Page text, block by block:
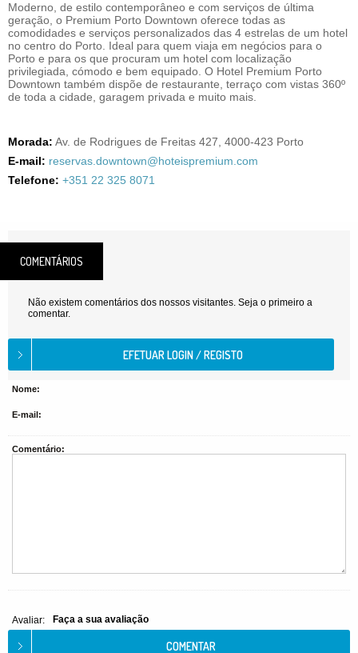
Moderno, de estilo contemporâneo e com serviços de última
geração, o Premium Porto Downtown oferece todas as
comodidades e serviços personalizados das 4 estrelas de um hotel
no centro do Porto. Ideal para quem viaja em negócios para o
Porto e para os que procuram um hotel com localização
privilegiada, cómodo e bem equipado. O Hotel Premium Porto
Downtown também dispõe de restaurante, terraço com vistas 360º
de toda a cidade, garagem privada e muito mais.
Morada: Av. de Rodrigues de Freitas 427, 4000-423 Porto
E-mail: reservas.downtown@hoteispremium.com
Telefone: +351 22 325 8071
COMENTÁRIOS
Não existem comentários dos nossos visitantes. Seja o primeiro a
comentar.
Nome:
E-mail:
Comentário:
Avaliar: Faça a sua avaliação